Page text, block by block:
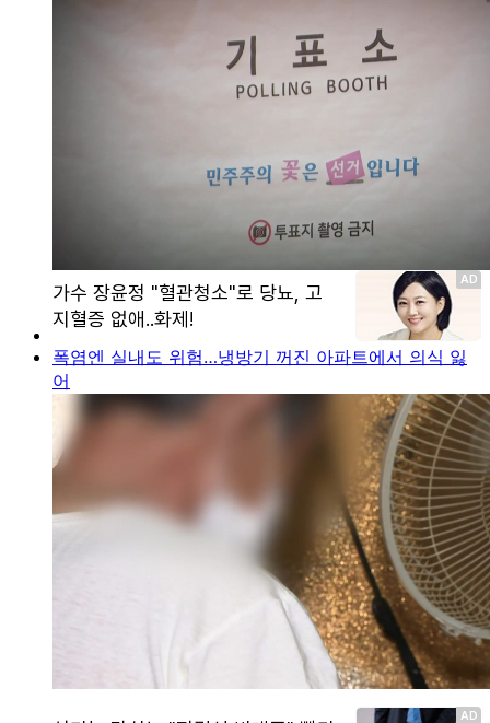
폭염엔 실내도 위험…냉방기 꺼진 아파트에서 의식 잃
어